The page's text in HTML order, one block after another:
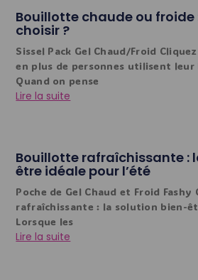
Bouillotte chaude ou froide
choisir ?
Sissel Pack Gel Chaud/Froid
en plus de personnes utilisent
Quand on pense
Lire la suite
Bouillotte rafraîchissante :
être idéale pour l’été
Poche de Gel Chaud et Froid
rafraîchissante : la solution bien-
Lorsque les
Lire la suite